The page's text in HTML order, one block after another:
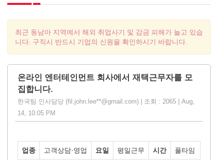
최근 동남아 지역에서 해외 취업사기 및 감금 피해가 늘고 있습
니다. 구직시 반드시 기업의 신원을 확인하시기 바랍니다.
온라인 엔터테인먼트 회사에서 재택근무자를 모
집합니다.
한국팀 인사담당 (fil.john.lee**@gmail.com) | 조회 : 2065 | Aug,
14, 10:05 PM
업종 고객상담·영업 요일 평일근무 시간 풀타임